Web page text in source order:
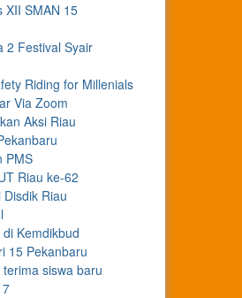
XII SMAN 15
2 Festival Syair
Riding for Millenials
Via Zoom
Aksi Riau
PMS
Riau ke-62
Riau
Kemdikbud
15 Pekanbaru
siswa baru